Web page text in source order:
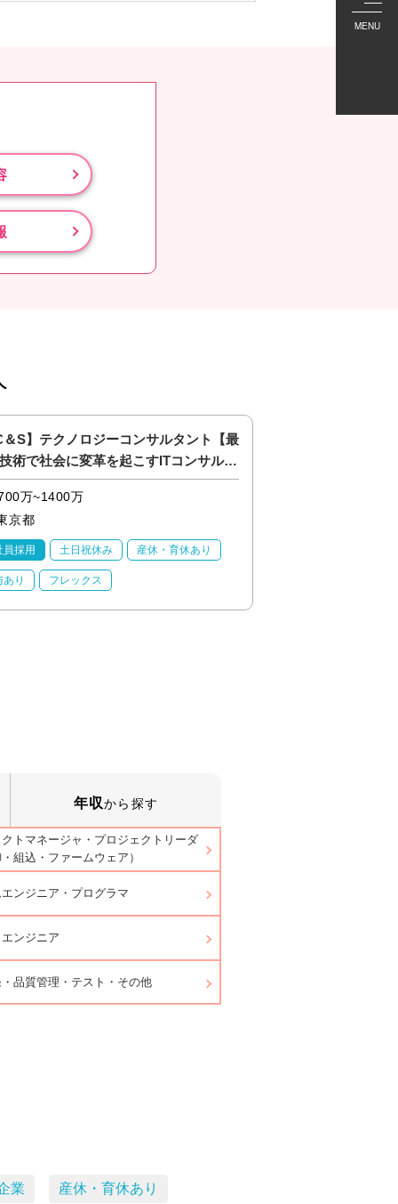
MENU
＆S】テクノロジーコンサルタント【最
術で社会に変革を起こすITコンサル】
万~1400万
京都
員採用 土日祝休み 産休・育休あり
あり フレックス
年収から探す
トマネージャ・プロジェクトリーダ
組込・ファームウェア）
ンジニア・プログラマ
ンジニア
品質管理・テスト・その他
業 産休・育休あり